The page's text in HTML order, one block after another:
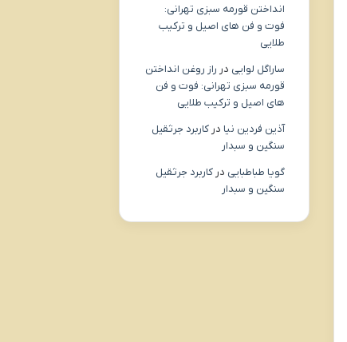
انداختن قورمه سبزی تهرانی:
فوت و فن های اصیل و ترکیب
طلایی
ساراگل لوایی در راز روغن انداختن
قورمه سبزی تهرانی: فوت و فن
های اصیل و ترکیب طلایی
آذین فردین نیا در کاربرد جرثقیل
سنگین و سبدار
گویا طباطبایی در کاربرد جرثقیل
سنگین و سبدار